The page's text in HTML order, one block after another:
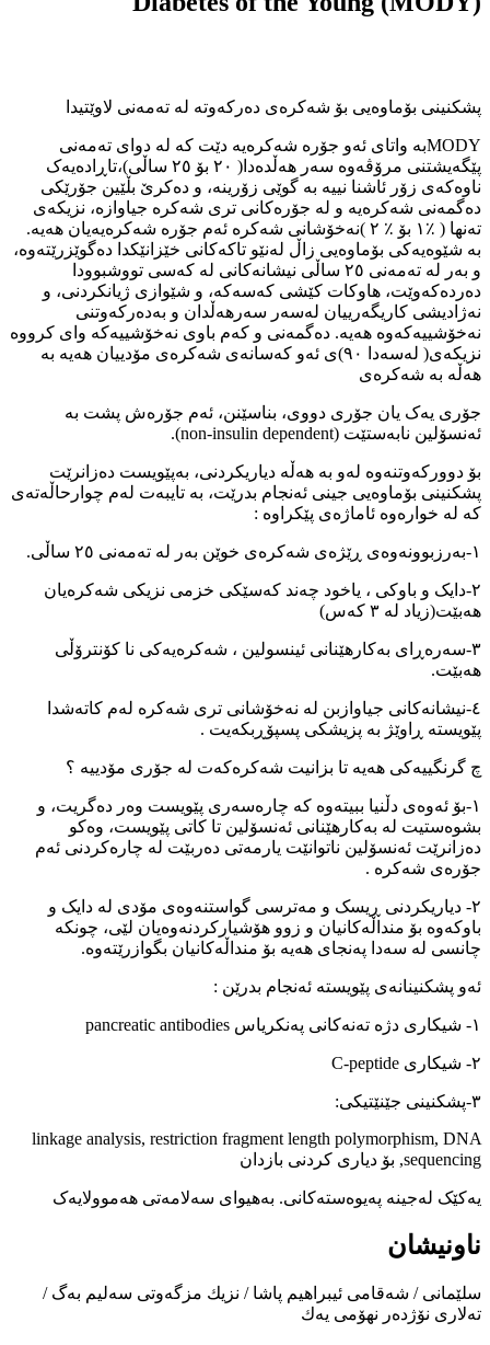
پشکنینی بۆماوەیی بۆ شەکرەی دەرکەوتە لە تەمەنی لاوێتیدا
MODYبە واتای ئەو جۆرە شەکرەیە دێت کە لە دوای تەمەنی
پێگەیشتنی مرۆڤەوە سەر هەڵدەدا( ٢٠ بۆ ٢٥ ساڵی)،تاڕادەیەک
ناوەکەی زۆر ئاشنا نییە بە گوێی زۆرینە، و دەکرێ بڵێین جۆرێکی
دەگمەنی شەکرەیە و لە جۆرەکانی تری شەکرە جیاوازە، نزیکەی
تەنها ( ٪١ بۆ ٪ ٢ )نەخۆشانی شەکرە ئەم جۆرە شەکرەیەیان هەیە.
بە شێوەیەکی بۆماوەیی زاڵ لەنێو تاکەکانی خێزانێکدا دەگوێزرێتەوە،
و بەر لە تەمەنی ٢٥ ساڵی نیشانەکانی لە کەسی تووشبوودا
دەردەکەوێت، هاوکات کێشی کەسەکە، و شێوازی ژیانکردنی، و
نەژادیشی کاریگەرییان لەسەر سەرهەڵدان و بەدەرکەوتنی
نەخۆشییەکەوە هەیە. دەگمەنی و کەم باوی نەخۆشییەکە وای کرووە
نزیکەی( لەسەدا ٩٠)ی ئەو کەسانەی شەکرەی مۆدییان هەیە بە
هەڵە بە شەکرەی
جۆری یەک یان جۆری دووی، بناسێنن، ئەم جۆرەش پشت بە
ئەنسۆلین نابەستێت (non-insulin dependent).
بۆ دوورکەوتنەوە لەو بە هەڵە دیاریکردنی، بەپێویست دەزانرێت
پشکنینی بۆماوەیی جینی ئەنجام بدرێت، بە تایبەت لەم چوارحاڵەتەی
کە لە خوارەوە ئاماژەی پێکراوە :
١-بەرزبوونەوەی ڕێژەی شەکرەی خوێن بەر لە تەمەنی ٢٥ ساڵی.
٢-دایک و باوکی ، یاخود چەند کەسێکی خزمی نزیکی شەکرەیان
هەبێت(زیاد لە ٣ کەس)
٣-سەرەڕای بەکارهێنانی ئینسولین ، شەکرەیەکی نا کۆنترۆڵی
هەبێت.
٤-نیشانەکانی جیاوازبن لە نەخۆشانی تری شەکرە لەم کاتەشدا
پێویستە ڕاوێژ بە پزیشکی پسپۆڕبکەیت .
چ گرنگییەکی هەیە تا بزانیت شەکرەکەت لە جۆری مۆدییە ؟
١-بۆ ئەوەی دڵنیا ببیتەوە کە چارەسەری پێویست وەر دەگریت، و
بشوەستیت لە بەکارهێنانی ئەنسۆلین تا کاتی پێویست، وەکو
دەزانرێت ئەنسۆلین ناتوانێت یارمەتی دەربێت لە چارەکردنی ئەم
جۆرەی شەکرە .
٢- دیاریکردنی ڕیسک و مەترسی گواستنەوەی مۆدی لە دایک و
باوکەوە بۆ منداڵەکانیان و زوو هۆشیارکردنەوەیان لێی، چونکە
چانسی لە سەدا پەنجای هەیە بۆ منداڵەکانیان بگوازرێتەوە.
ئەو پشکنینانەی پێویستە ئەنجام بدرێن :
١- شیکاری دژە تەنەکانی پەنکریاس pancreatic antibodies
٢- شیکاری C-peptide
٣-پشکنینی جێنێتیکی:
linkage analysis, restriction fragment length polymorphism, DNA
sequencing, بۆ دیاری کردنی بازدان
یەکێک لەجینە پەیوەستەکانی. بەهیوای سەلامەتی هەموولایەک
ناونیشان
سلێمانی / شەقامی ئیبراهیم پاشا / نزیك مزگەوتی سەلیم بەگ /
تەلاری نۆژدەر نهۆمی یەك